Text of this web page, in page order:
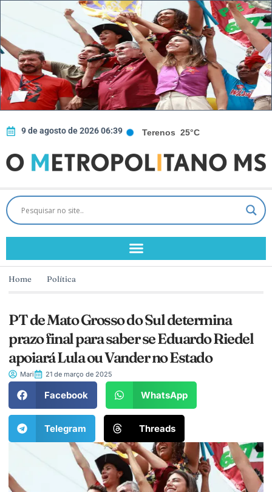
9 de agosto de 2026 06:39 Terenos 25°C
Home Política
PT de Mato Grosso do Sul determina
prazo final para saber se Eduardo Riedel
apoiará Lula ou Vander no Estado
Mari 21 de março de 2025
Facebook WhatsApp
Telegram Threads